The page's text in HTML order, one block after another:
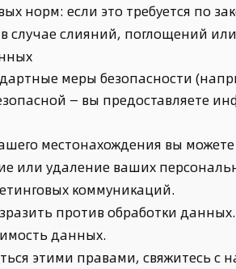
норм: если это требуется по
случае слияний, поглощений
меры безопасности
— вы предоставляете
местонахождения вы
или удаление ваших
коммуникаций.
против обработки данных.
данных.
этими правами, свяжитесь с